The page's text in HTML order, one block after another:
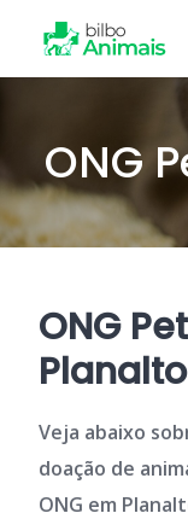
content
ONG
ONG
Planalto
Veja abaixo
doação de
ONG em